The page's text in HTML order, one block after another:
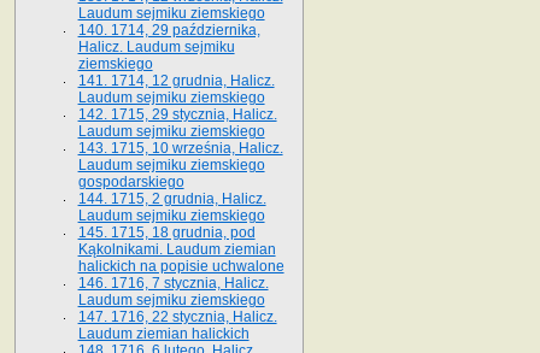
Laudum sejmiku ziemskiego
140. 1714, 29 października,
Halicz. Laudum sejmiku
ziemskiego
141. 1714, 12 grudnia, Halicz.
Laudum sejmiku ziemskiego
142. 1715, 29 stycznia, Halicz.
Laudum sejmiku ziemskiego
143. 1715, 10 września, Halicz.
Laudum sejmiku ziemskiego
gospodarskiego
144. 1715, 2 grudnia, Halicz.
Laudum sejmiku ziemskiego
145. 1715, 18 grudnia, pod
Kąkolnikami. Laudum ziemian
halickich na popisie uchwalone
146. 1716, 7 stycznia, Halicz.
Laudum sejmiku ziemskiego
147. 1716, 22 stycznia, Halicz.
Laudum ziemian halickich